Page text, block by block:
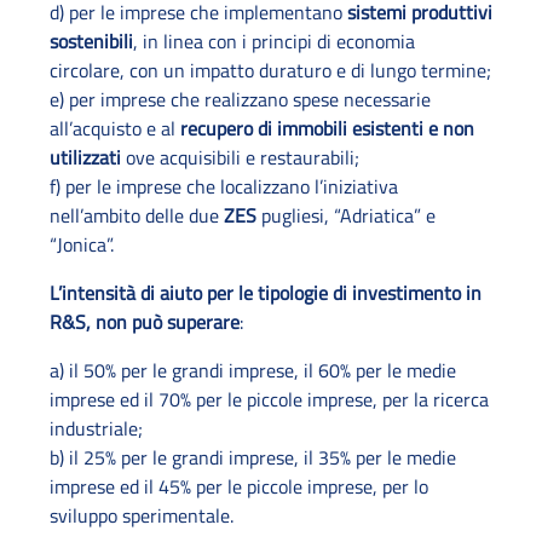
d) per le imprese che implementanosistemi produttivi
sostenibili, in linea con i principi di economia
circolare, con un impatto duraturo e di lungo termine;
e) per imprese che realizzano spese necessarie
all’acquisto e al recupero di immobili esistenti e non
utilizzati ove acquisibili e restaurabili;
f) per le imprese che localizzano l’iniziativa
nell’ambito delle dueZES pugliesi, “Adriatica” e
“Jonica”.
L’intensità di aiuto per le tipologie di investimento in
R&S, non può superare:
a) il 50% per le grandi imprese, il 60% per le medie
imprese ed il 70% per le piccole imprese, per la ricerca
industriale;
b) il 25% per le grandi imprese, il 35% per le medie
imprese ed il 45% per le piccole imprese, per lo
sviluppo sperimentale.